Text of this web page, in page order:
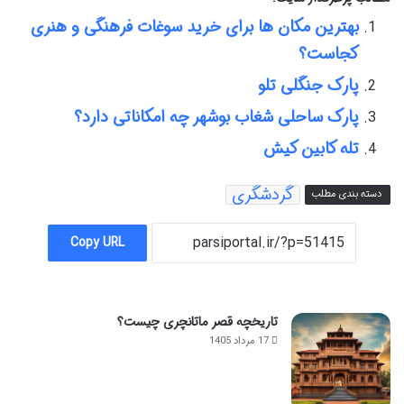
بهترین مکان ها برای خرید سوغات فرهنگی و هنری
کجاست؟
پارک جنگلی تلو
پارک ساحلی شغاب بوشهر چه امکاناتی دارد؟
تله کابین کیش
دسته بندی مطلب گردشگری
Copy URL
تاریخچه قصر ماتانچری چیست؟
17 مرداد 1405